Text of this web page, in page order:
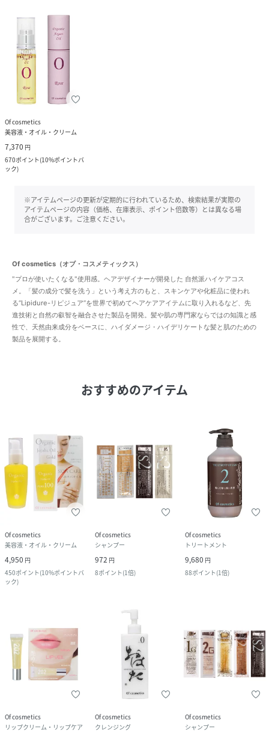
Of cosmetics
美容液・オイル・クリーム
7,370 円
670ポイント(10%ポイントバ
ック)
※アイテムページの更新が定期的に行われているため、検索結果が実際の
アイテムページの内容（価格、在庫表示、ポイント倍数等）とは異なる場
合がございます。ご注意ください。
Of cosmetics（オブ・コスメティックス）
"プロが使いたくなる"使用感。ヘアデザイナーが開発した 自然派ハイケアコス
メ。「髪の成分で髪を洗う」という考え方のもと、スキンケアや化粧品に使われ
る“Lipidure-リピジュア”を世界で初めてヘアケアアイテムに取り入れるなど、先
進技術と自然の叡智を融合させた製品を開発。髪や肌の専門家ならではの知識と感
性で、天然由来成分をベースに、ハイダメージ・ハイデリケートな髪と肌のための
製品を展開する。
おすすめのアイテム
Of cosmetics
美容液・オイル・クリーム
4,950 円
450ポイント(10%ポイントバ
ック)
Of cosmetics
シャンプー
972 円
8ポイント(1倍)
Of cosmetics
トリートメント
9,680 円
88ポイント(1倍)
Of cosmetics
リップクリーム・リップケア
Of cosmetics
クレンジング
Of cosmetics
シャンプー